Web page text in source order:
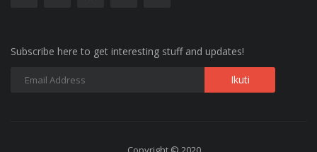
Subscribe here to get interesting stuff and updates!